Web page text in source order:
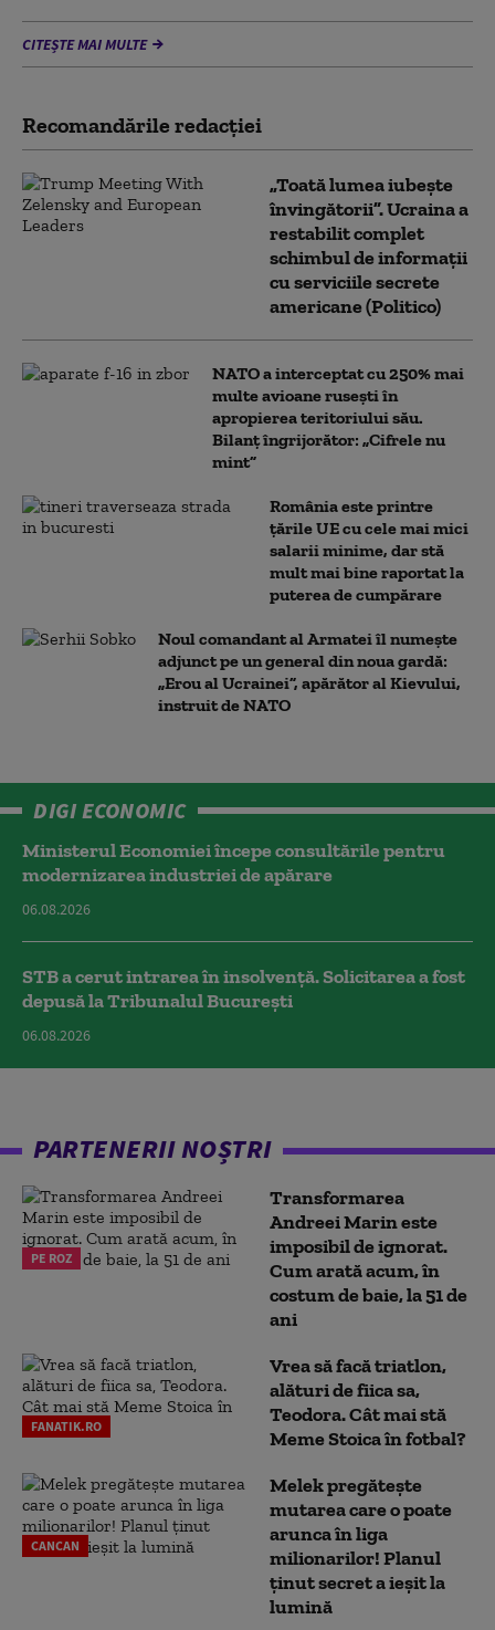
CITEȘTE MAI MULTE
Recomandările redacţiei
„Toată lumea iubește
învingătorii”. Ucraina a
restabilit complet
schimbul de informații
cu serviciile secrete
americane (Politico)
NATO a interceptat cu 250% mai
multe avioane rusești în
apropierea teritoriului său.
Bilanț îngrijorător: „Cifrele nu
mint”
România este printre
țările UE cu cele mai mici
salarii minime, dar stă
mult mai bine raportat la
puterea de cumpărare
Noul comandant al Armatei îl numește
adjunct pe un general din noua gardă:
„Erou al Ucrainei”, apărător al Kievului,
instruit de NATO
DIGI ECONOMIC
Ministerul Economiei începe consultările pentru
modernizarea industriei de apărare
06.08.2026
STB a cerut intrarea în insolvență. Solicitarea a fost
depusă la Tribunalul București
06.08.2026
PARTENERII NOȘTRI
PE ROZ
Transformarea
Andreei Marin este
imposibil de ignorat.
Cum arată acum, în
costum de baie, la 51 de
ani
FANATIK.RO
Vrea să facă triatlon,
alături de fiica sa,
Teodora. Cât mai stă
Meme Stoica în fotbal?
CANCAN
Melek pregătește
mutarea care o poate
arunca în liga
milionarilor! Planul
ținut secret a ieșit la
lumină